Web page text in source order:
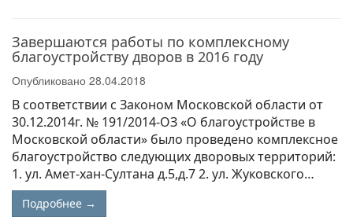
Завершаются работы по комплексному
благоустройству дворов в 2016 году
Опубликовано 28.04.2018
В соответствии с Законом Московской области от
30.12.2014г. № 191/2014-ОЗ «О благоустройстве в
Московской области» было проведено комплексное
благоустройство следующих дворовых территорий:
1. ул. Амет-хан-Султана д.5,д.7 2. ул. Жуковского…
Подробнее →